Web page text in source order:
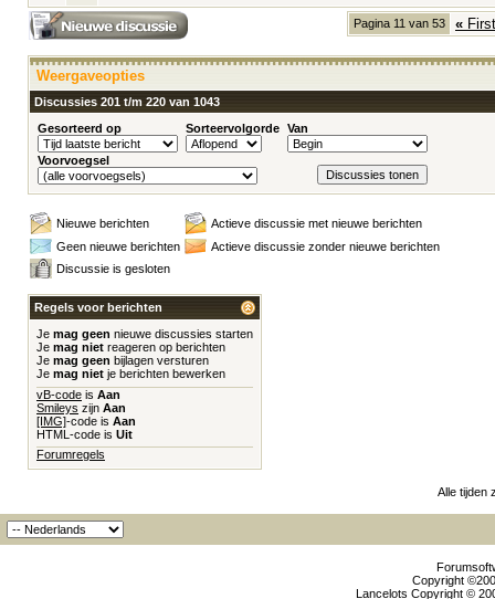
Pagina 11 van 53 « First
Weergaveopties
Discussies 201 t/m 220 van 1043
Gesorteerd op
Sorteervolgorde Van
Voorvoegsel
Nieuwe berichten
Actieve discussie met nieuwe berichten
Geen nieuwe berichten
Actieve discussie zonder nieuwe berichten
Discussie is gesloten
Regels voor berichten
Je mag geen nieuwe discussies starten
Je mag niet reageren op berichten
Je mag geen bijlagen versturen
Je mag niet je berichten bewerken
vB-code is Aan
Smileys zijn Aan
[IMG]-code is Aan
HTML-code is Uit
Forumregels
Alle tijden
Copyright
Lancelots Copyright ©